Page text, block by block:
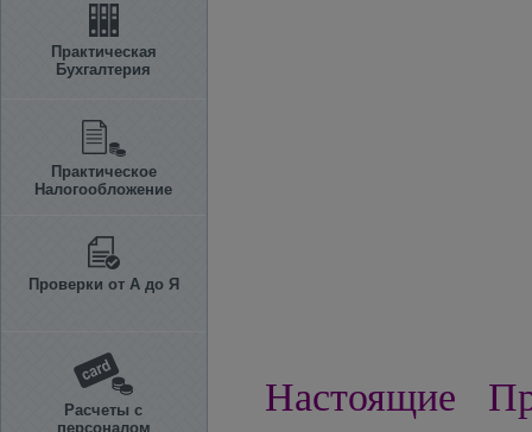
Практическая
Бухгалтерия
Практическое
Налогообложение
Проверки от А до Я
Расчеты с
персоналом
Настоящие